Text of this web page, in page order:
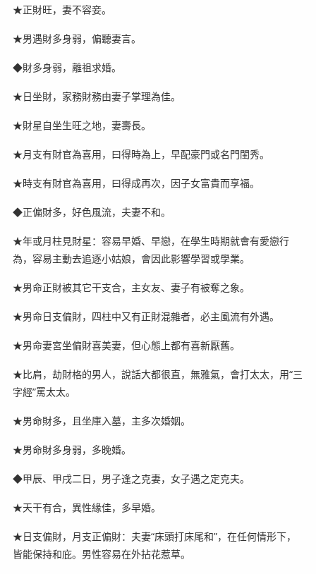
★正財旺，妻不容妾。
★男遇財多身弱，偏聽妻言。
◆財多身弱，離祖求婚。
★日坐財，家務財務由妻子掌理為佳。
★財星自坐生旺之地，妻壽長。
★月支有財官為喜用，曰得時為上，早配豪門或名門閨秀。
★時支有財官為喜用，曰得成再次，因子女富貴而享福。
◆正偏財多，好色風流，夫妻不和。
★年或月柱見財星：容易早婚、早戀，在學生時期就會有愛戀行
為，容易主動去追逐小姑娘，會因此影響學習或學業。
★男命正財被其它干支合，主女友、妻子有被奪之象。
★男命日支偏財，四柱中又有正財混雜者，必主風流有外遇。
★男命妻宮坐偏財喜美妻，但心態上都有喜新厭舊。
★比肩，劫財格的男人，說話大都很直，無雅氣，會打太太，用“三
字經”罵太太。
★男命財多，且坐庫入墓，主多次婚姻。
★男命財多身弱，多晚婚。
◆甲辰、甲戌二日，男子逢之克妻，女子遇之定克夫。
★天干有合，異性緣佳，多早婚。
★日支偏財，月支正偏財：夫妻“床頭打床尾和”，在任何情形下，
皆能保持和庇。男性容易在外拈花惹草。